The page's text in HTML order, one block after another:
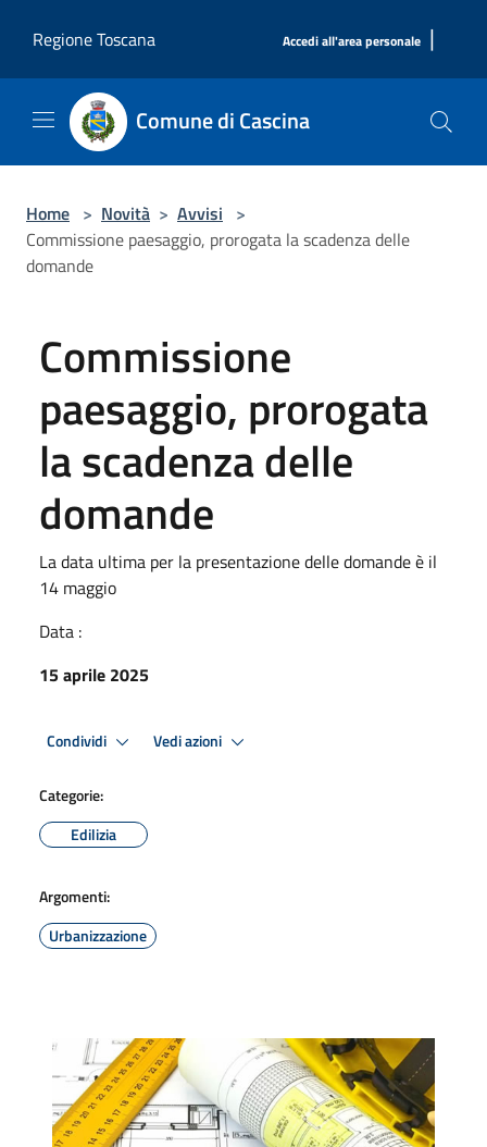
Regione Toscana
Accedi all'area personale |
Comune di Cascina
Home > Novità > Avvisi >
Commissione paesaggio, prorogata la scadenza delle
domande
Commissione
paesaggio, prorogata
la scadenza delle
domande
La data ultima per la presentazione delle domande è il
14 maggio
Data :
15 aprile 2025
Condividi Vedi azioni
Categorie:
Edilizia
Argomenti:
Urbanizzazione